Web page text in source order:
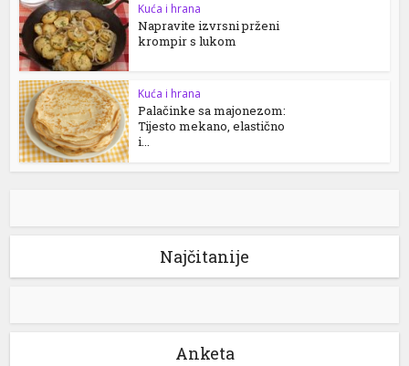
Kuća i hrana
Napravite izvrsni prženi
krompir s lukom
Kuća i hrana
Palačinke sa majonezom:
Tijesto mekano, elastično
i...
Najčitanije
Anketa